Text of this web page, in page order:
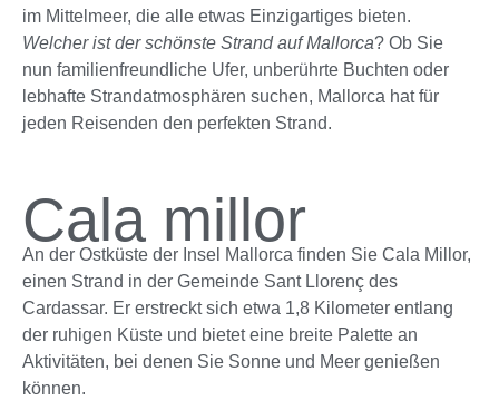
im Mittelmeer, die alle etwas Einzigartiges bieten.
Welcher ist der schönste Strand auf Mallorca? Ob Sie
nun familienfreundliche Ufer, unberührte Buchten oder
lebhafte Strandatmosphären suchen, Mallorca hat für
jeden Reisenden den perfekten Strand.
Cala millor
An der Ostküste der Insel Mallorca finden Sie Cala Millor,
einen Strand in der Gemeinde Sant Llorenç des
Cardassar. Er erstreckt sich etwa 1,8 Kilometer entlang
der ruhigen Küste und bietet eine breite Palette an
Aktivitäten, bei denen Sie Sonne und Meer genießen
können.